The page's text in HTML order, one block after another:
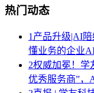
热门动态
1 产品升级|AI
懂业务的企业
2权威加冕！学
优秀服务商”，